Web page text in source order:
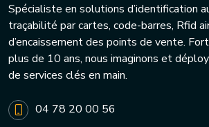
Spécialiste en solutions d’identification
traçabilité par cartes, code-barres, Rfid
d’encaissement des points de vente.
plus de 10 ans, nous imaginons et
de services clés en main.
04 78 20 00 56